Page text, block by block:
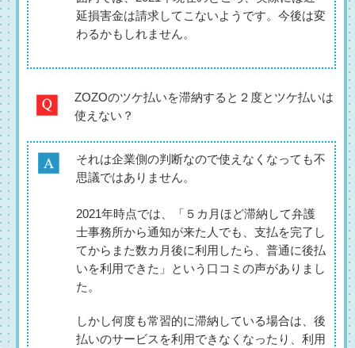
延損害金は請求してこないようです。今後は変
わるかもしれません。
ZOZOのツケ払いを滞納すると２度とツケ払いは
使えない？
それは企業側の判断なので使えなくなっても不
思議ではありません。
2021年時点では、「５カ月ほど滞納して弁護
士事務所から通知が来た人でも、支払を完了し
てからまた数カ月後に利用したら、普通に後払
いを利用できた」という口コミの声がありまし
た。
しかし何度も常習的に滞納している場合は、後
払いのサービスを利用できなくなったり、利用